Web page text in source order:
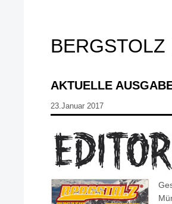
AKTUELLE
23.Januar 2017